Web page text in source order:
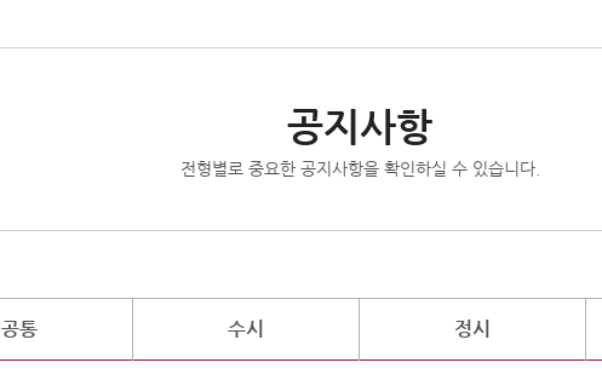
공지사항
전형별로 중요한 공지사항을 확인하실 수 있습니다.
공통 수시 정시